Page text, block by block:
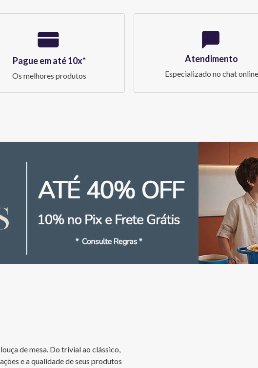
Pague em até 10x*
Os melhores produtos
Atendimento
Especializado no chat online
de mesa. Do trivial ao clássico,
e a qualidade de seus produtos